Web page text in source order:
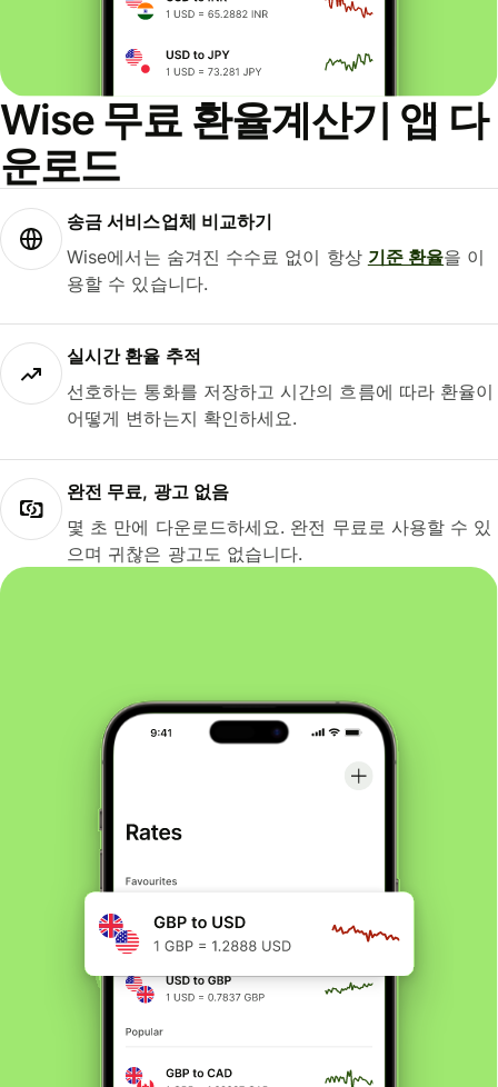
Wise 무료 환율계산기 앱 다
운로드
송금 서비스업체 비교하기
Wise에서는 숨겨진 수수료 없이 항상 기준 환율을 이
용할 수 있습니다.
실시간 환율 추적
선호하는 통화를 저장하고 시간의 흐름에 따라 환율이
어떻게 변하는지 확인하세요.
완전 무료, 광고 없음
몇 초 만에 다운로드하세요. 완전 무료로 사용할 수 있
으며 귀찮은 광고도 없습니다.